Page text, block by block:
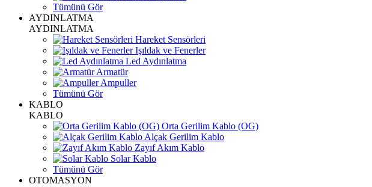
Tümünü Gör
AYDINLATMA
AYDINLATMA
Hareket Sensörleri
Işıldak ve Fenerler
Led Aydınlatma
Armatür
Ampuller
Tümünü Gör
KABLO
KABLO
Orta Gerilim Kablo (OG)
Alçak Gerilim Kablo
Zayıf Akım Kablo
Solar Kablo
Tümünü Gör
OTOMASYON